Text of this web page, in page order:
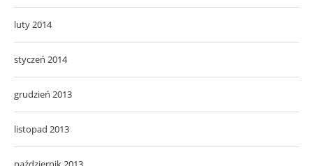
luty 2014
styczeń 2014
grudzień 2013
listopad 2013